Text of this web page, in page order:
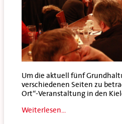
Um die aktuell fünf
verschiedenen Seiten zu
Ort“-Veranstaltung in den
Weiterlesen...